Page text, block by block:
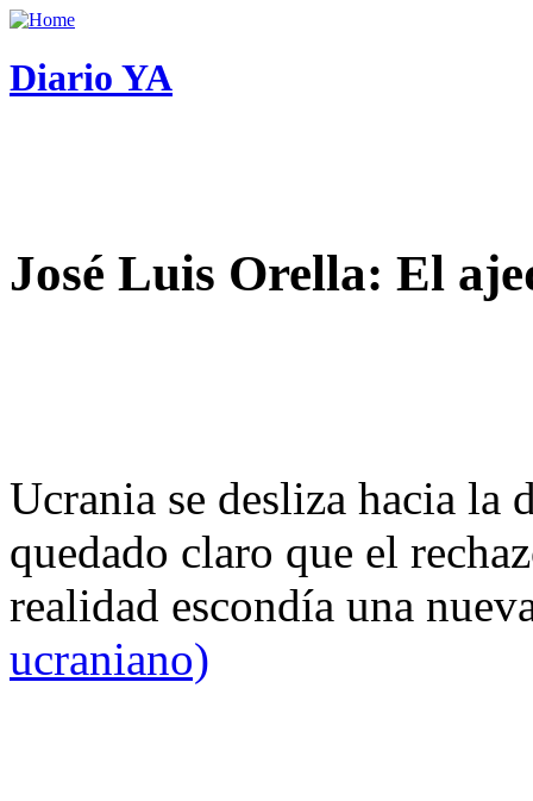
Diario YA
José Luis Orella: El
Ucrania se desliza hacia
quedado claro que el
realidad escondía una
ucraniano)